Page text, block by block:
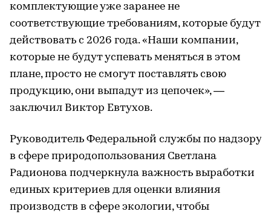
комплектующие уже заранее не
соответствующие требованиям, которые будут
действовать с 2026 года. «Наши компании,
которые не будут успевать меняться в этом
плане, просто не смогут поставлять свою
продукцию, они выпадут из цепочек», —
заключил Виктор Евтухов.
Руководитель Федеральной службы по надзору
в сфере природопользования Светлана
Радионова подчеркнула важность выработки
единых критериев для оценки влияния
производств в сфере экологии, чтобы